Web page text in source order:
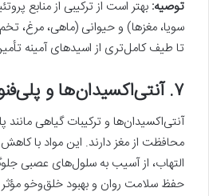
توصیه: بهتر است از ترکیبی از منابع
سویا، مغزها) و حیوانی (ماهی، مرغ،
تا طیف کامل‌تری از اسیدهای آمینه
۷. آنتی‌اکسیدان‌ها و پلی‌فنول‌ها
آنتی‌اکسیدان‌ها و ترکیبات گیاهی
محافظت از مغز دارند. این مواد با
التهاب، از آسیب به سلول‌های عصبی
حفظ سلامت روان و بهبود خلق‌وخو مؤثر